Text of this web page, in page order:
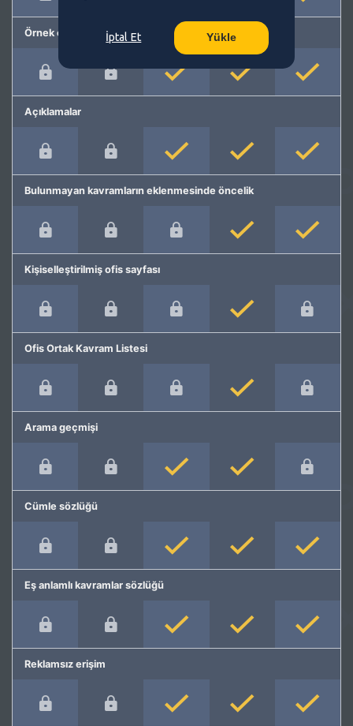
Örnek cümleler
Açıklamalar
Bulunmayan kavramların eklenmesinde öncelik
Kişiselleştirilmiş ofis sayfası
Ofis Ortak Kavram Listesi
Arama geçmişi
Cümle sözlüğü
Eş anlamlı kavramlar sözlüğü
Reklamsız erişim
İptal Et Yükle